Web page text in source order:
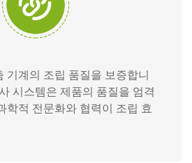
기계의 조립 품질을 보증합니
시스템은 제품의 품질을 엄격
학적 전문화와 협력이 조립 효